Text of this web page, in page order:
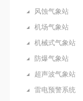
风蚀气象站
机场气象站
机械式气象站
防爆气象站
超声波气象站
雷电预警系统